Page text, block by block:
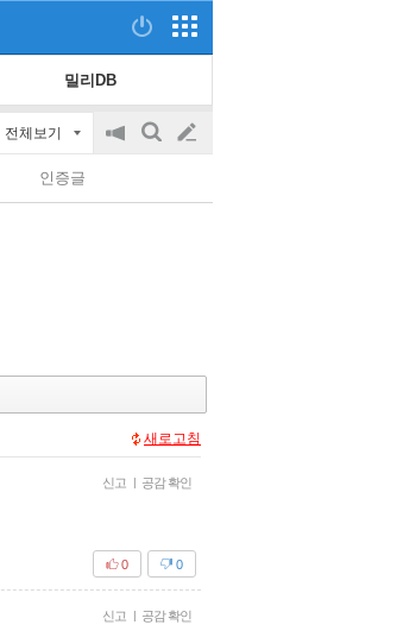
밀리DB
전체보기
공
on/off
검
글
쓰
인증글
새로고침
신고 | 공감 확인
0
0
신고 | 공감 확인